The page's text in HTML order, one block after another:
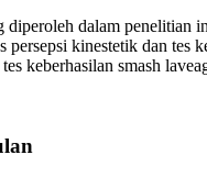
diperoleh dalam penelitian
persepsi kinestetik dan tes
keberhasilan smash